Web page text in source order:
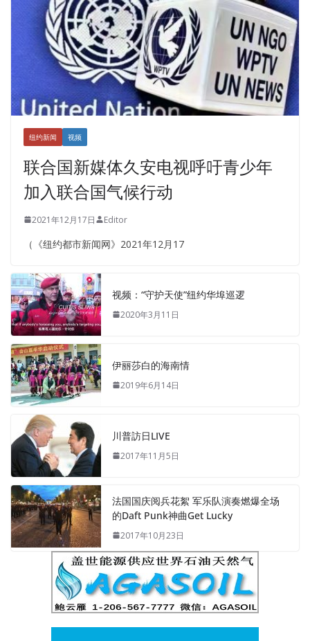
纽约新闻 视频
联合国新媒体久安电视呼吁青少年
加入联合国气候行动
2021年12月17日 Editor
（《纽约都市新闻网》2021年12月17
视频：“守护天使”纽约华埠巡逻
2020年3月11日
伊丽莎白的海南情
2019年6月14日
川普訪日LIVE
2017年11月5日
法国国庆阅兵花絮 军乐队演奏燃爆全场
的Daft Punk神曲Get Lucky
2017年10月23日